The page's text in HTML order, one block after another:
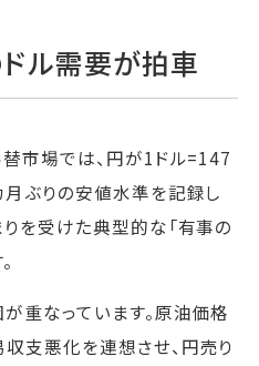
ル需要が拍車
市場では、円が1ドル=147
ぶりの安値水準を記録し
を受けた典型的な「有事の
重なっています。原油価格
支悪化を連想させ、円売り